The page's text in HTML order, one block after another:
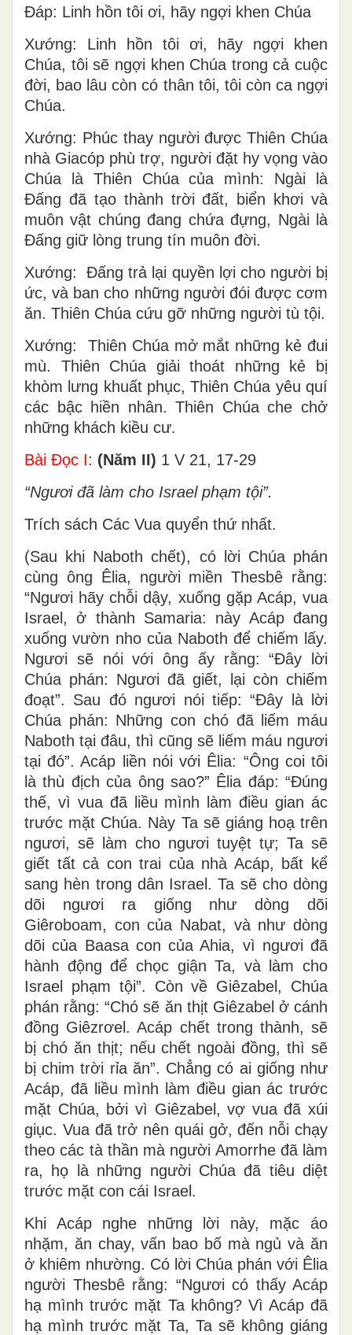
Ðáp: Linh hồn tôi ơi, hãy ngợi khen Chúa
Xướng: Linh hồn tôi ơi, hãy ngợi khen
Chúa, tôi sẽ ngợi khen Chúa trong cả cuộc
đời, bao lâu còn có thân tôi, tôi còn ca ngợi
Chúa.
Xướng: Phúc thay người được Thiên Chúa
nhà Giacóp phù trợ, người đặt hy vọng vào
Chúa là Thiên Chúa của mình: Ngài là
Ðấng đã tạo thành trời đất, biển khơi và
muôn vật chúng đang chứa đựng, Ngài là
Ðấng giữ lòng trung tín muôn đời.
Xướng: Ðấng trả lại quyền lợi cho người bị
ức, và ban cho những người đói được cơm
ăn. Thiên Chúa cứu gỡ những người tù tội.
Xướng: Thiên Chúa mở mắt những kẻ đui
mù. Thiên Chúa giải thoát những kẻ bị
khòm lưng khuất phục, Thiên Chúa yêu quí
các bậc hiền nhân. Thiên Chúa che chở
những khách kiều cư.
Bài Ðọc I: (Năm II) 1 V 21, 17-29
“Ngươi đã làm cho Israel phạm tội”.
Trích sách Các Vua quyển thứ nhất.
(Sau khi Naboth chết), có lời Chúa phán
cùng ông Êlia, người miền Thesbê rằng:
“Ngươi hãy chỗi dậy, xuống gặp Acáp, vua
Israel, ở thành Samaria: này Acáp đang
xuống vườn nho của Naboth để chiếm lấy.
Ngươi sẽ nói với ông ấy rằng: “Ðây lời
Chúa phán: Ngươi đã giết, lại còn chiếm
đoạt”. Sau đó ngươi nói tiếp: “Ðây là lời
Chúa phán: Những con chó đã liếm máu
Naboth tại đâu, thì cũng sẽ liếm máu ngươi
tại đó”. Acáp liền nói với Êlia: “Ông coi tôi
là thù địch của ông sao?” Êlia đáp: “Ðúng
thế, vì vua đã liều mình làm điều gian ác
trước mặt Chúa. Này Ta sẽ giáng hoạ trên
ngươi, sẽ làm cho ngươi tuyệt tự; Ta sẽ
giết tất cả con trai của nhà Acáp, bất kể
sang hèn trong dân Israel. Ta sẽ cho dòng
dõi ngươi ra giống như dòng dõi
Giêroboam, con của Nabat, và như dòng
dõi của Baasa con của Ahia, vì ngươi đã
hành động để chọc giận Ta, và làm cho
Israel phạm tội”. Còn về Giêzabel, Chúa
phán rằng: “Chó sẽ ăn thịt Giêzabel ở cánh
đồng Giêzrơel. Acáp chết trong thành, sẽ
bị chó ăn thịt; nếu chết ngoài đồng, thì sẽ
bị chim trời rỉa ăn”. Chẳng có ai giống như
Acáp, đã liều mình làm điều gian ác trước
mặt Chúa, bởi vì Giêzabel, vợ vua đã xúi
giục. Vua đã trở nên quái gở, đến nỗi chạy
theo các tà thần mà người Amorrhe đã làm
ra, họ là những người Chúa đã tiêu diệt
trước mặt con cái Israel.
Khi Acáp nghe những lời này, mặc áo
nhặm, ăn chay, vấn bao bố mà ngủ và ăn
ở khiêm nhường. Có lời Chúa phán với Êlia
người Thesbê rằng: “Ngươi có thấy Acáp
hạ mình trước mặt Ta không? Vì Acáp đã
hạ mình trước mặt Ta, Ta sẽ không giáng